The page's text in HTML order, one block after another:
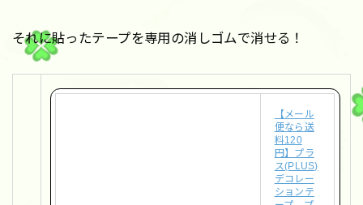
それに貼ったテープを専用の消しゴムで消せる！
【メール
便なら送
料120
円】プラ
ス(PLUS)
デコレー
ションテ